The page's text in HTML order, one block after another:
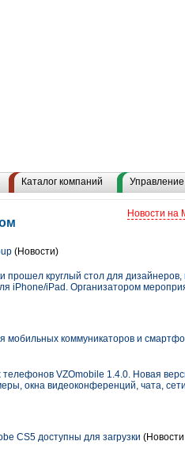
Каталог компаний
Новости на
(Новости)
прошел круглый стол для
iPhone/iPad. Организатором
коммуникаторов и
VZOmobile 1.4.0. Новая
окна видеоконференций, чата,
CS5 доступны для загрузки (Новости